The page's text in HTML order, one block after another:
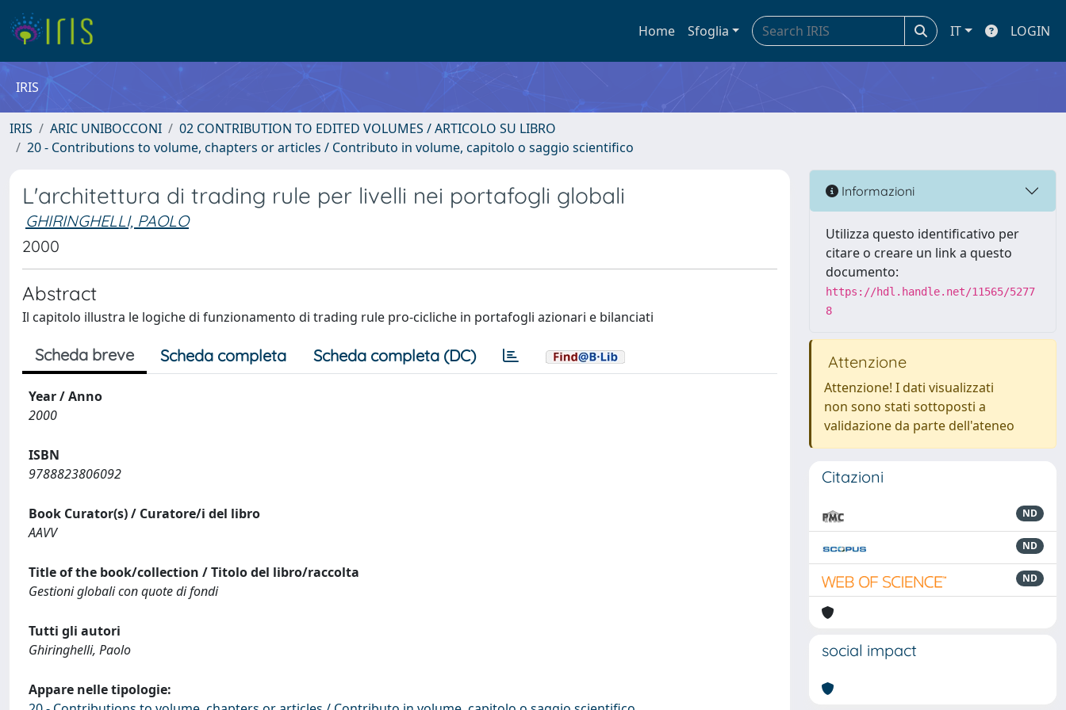
Home Sfoglia IT LOGIN
IRIS
IRIS ARIC UNIBOCCONI
02 CONTRIBUTION TO EDITED VOLUMES / ARTICOLO SU LIBRO
20 - Contributions to volume, chapters or articles / Contributo in volume, capitolo o saggio scientifico
L'architettura di trading rule per livelli nei portafogli globali
GHIRINGHELLI, PAOLO
2000
Abstract
Il capitolo illustra le logiche di funzionamento di trading rule pro-cicliche in portafogli azionari e bilanciati
Scheda breve Scheda completa Scheda completa (DC)
Year / Anno
2000
ISBN
9788823806092
Book Curator(s) / Curatore/i del libro
AAVV
Title of the book/collection / Titolo del libro/raccolta
Gestioni globali con quote di fondi
Tutti gli autori
Ghiringhelli, Paolo
Appare nelle tipologie:
Informazioni
Utilizza questo identificativo per
citare o creare un link a questo
documento:
https://hdl.handle.net/11565/5277
8
Attenzione
Attenzione! I dati visualizzati
non sono stati sottoposti a
validazione da parte dell'ateneo
Citazioni
ND
ND
ND
social impact